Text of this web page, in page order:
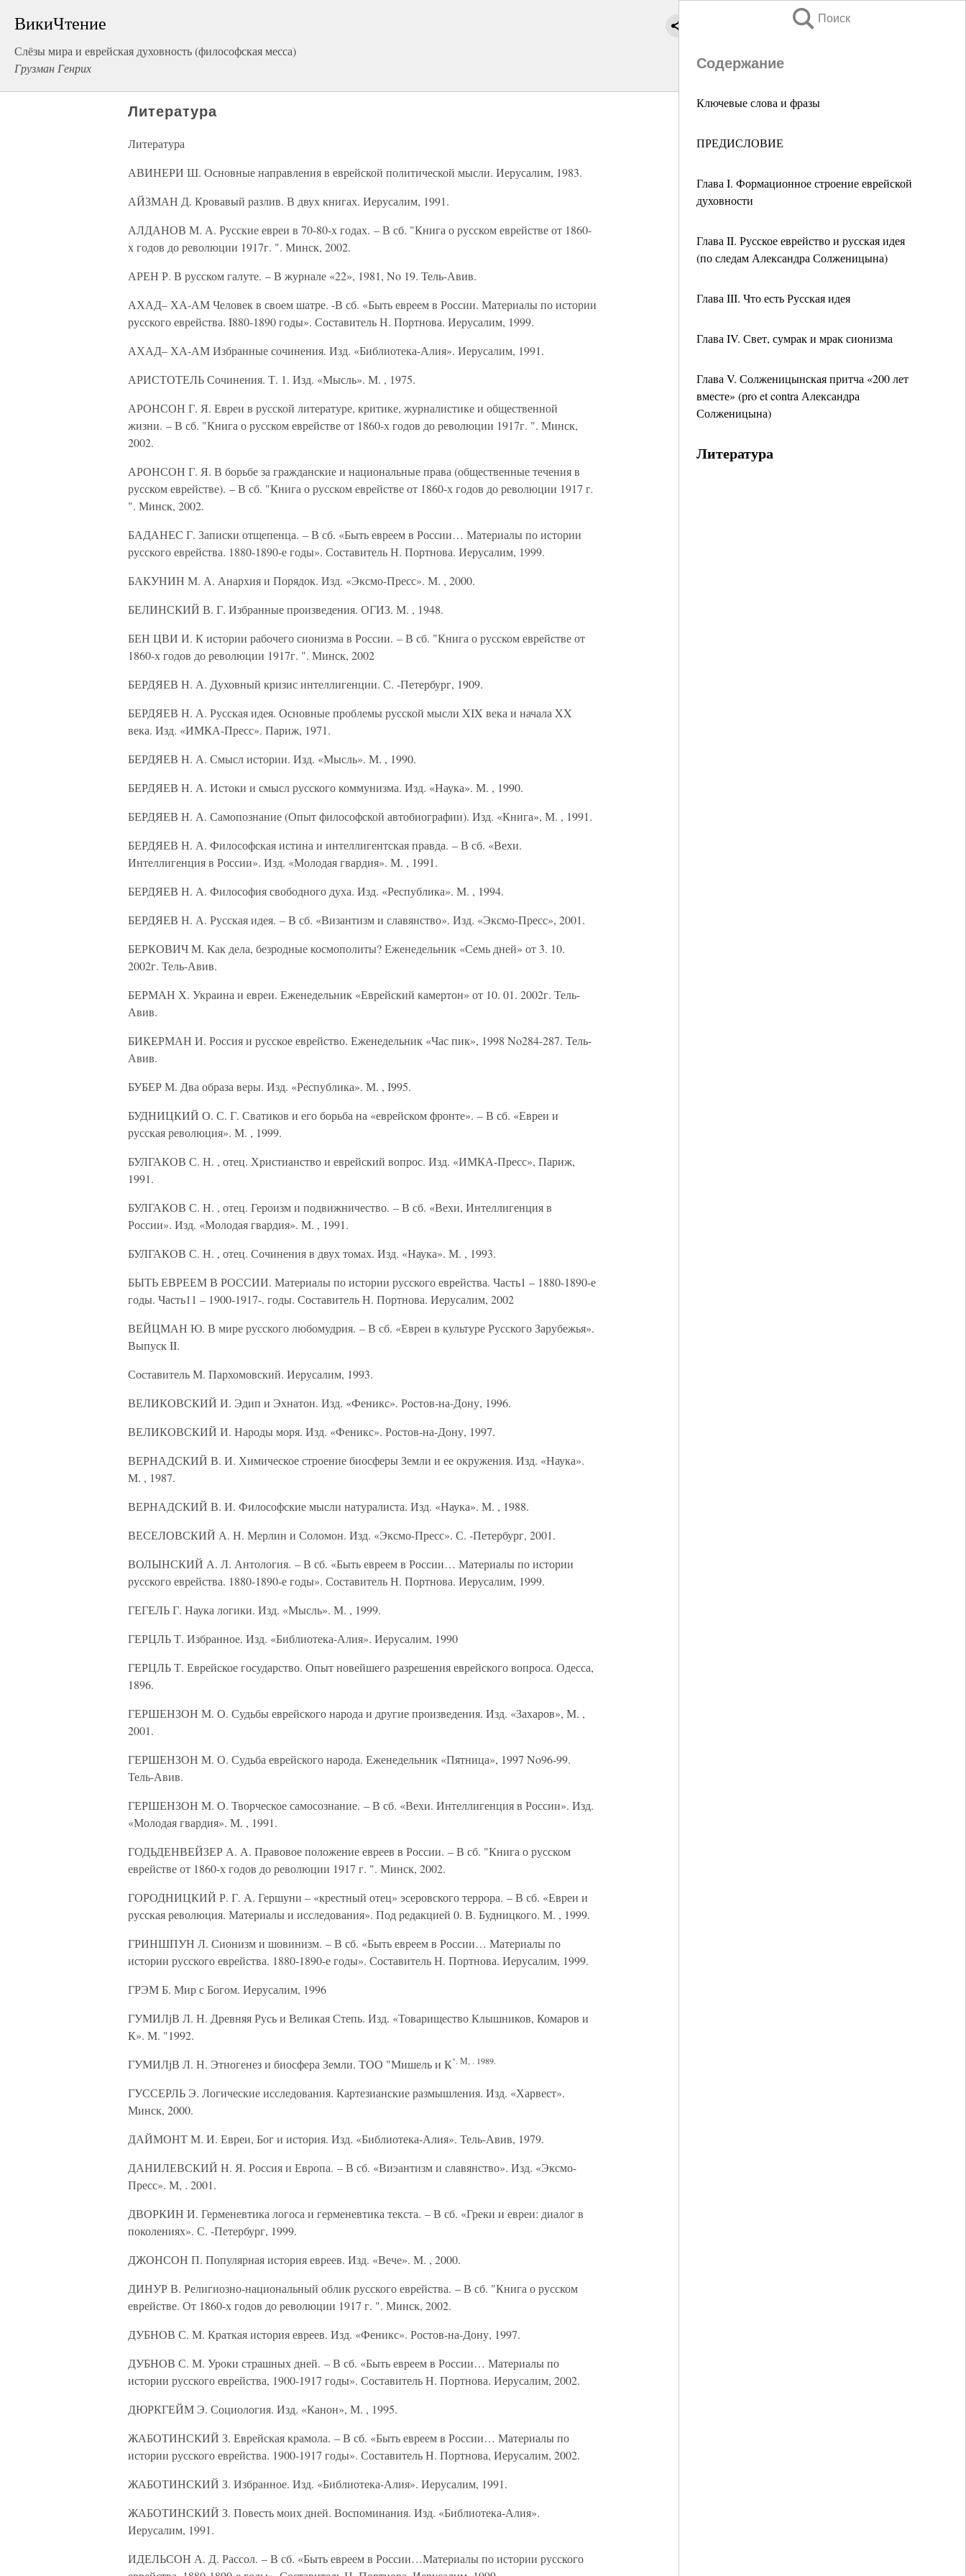
ВикиЧтение
Слёзы мира и еврейская духовность (философская месса)
Грузман Генрих
Поиск
Содержание
Ключевые слова и фразы
ПРЕДИСЛОВИЕ
Глава I. Формационное строение еврейской
духовности
Глава II. Русское еврейство и русская идея
(по следам Александра Солженицына)
Глава III. Что есть Русская идея
Глава IV. Свет, сумрак и мрак сионизма
Глава V. Солженицынская притча «200 лет
вместе» (pro et contra Александра
Солженицына)
Литература
Литература
Литература
АВИНЕРИ Ш. Основные направления в еврейской политической мысли. Иерусалим, 1983.
АЙЗМАН Д. Кровавый разлив. В двух книгах. Иерусалим, 1991.
АЛДАНОВ М. А. Русские евреи в 70-80-х годах. – В сб. "Книга о русском еврействе от 1860-
х годов до революции 1917г. ". Минск, 2002.
АРЕН Р. В русском галуте. – В журнале «22», 1981, No 19. Тель-Авив.
АХАД– ХА-АМ Человек в своем шатре. -В сб. «Быть евреем в России. Материалы по истории
русского еврейства. I880-1890 годы». Составитель Н. Портнова. Иерусалим, 1999.
АХАД– ХА-АМ Избранные сочинения. Изд. «Библиотека-Алия». Иерусалим, 1991.
АРИСТОТЕЛЬ Сочинения. Т. 1. Изд. «Мысль». М. , 1975.
АРОНСОН Г. Я. Евреи в русской литературе, критике, журналистике и общественной
жизни. – В сб. "Книга о русском еврействе от 1860-х годов до революции 1917г. ". Минск,
2002.
АРОНСОН Г. Я. В борьбе за гражданские и национальные права (общественные течения в
русском еврействе). – В сб. "Книга о русском еврействе от 1860-х годов до революции 1917 г.
". Минск, 2002.
БАДАНЕС Г. Записки отщепенца. – В сб. «Быть евреем в России… Материалы по истории
русского еврейства. 1880-1890-е годы». Составитель Н. Портнова. Иерусалим, 1999.
БАКУНИН М. А. Анархия и Порядок. Изд. «Эксмо-Пресс». М. , 2000.
БЕЛИНСКИЙ В. Г. Избранные произведения. ОГИЗ. М. , 1948.
БЕН ЦВИ И. К истории рабочего сионизма в России. – В сб. "Книга о русском еврействе от
1860-х годов до революции 1917г. ". Минск, 2002
БЕРДЯЕВ Н. А. Духовный кризис интеллигенции. С. -Петербург, 1909.
БЕРДЯЕВ Н. А. Русская идея. Основные проблемы русской мысли XIX века и начала XX
века. Изд. «ИМКА-Пресс». Париж, 1971.
БЕРДЯЕВ Н. А. Смысл истории. Изд. «Мысль». М. , 1990.
БЕРДЯЕВ Н. А. Истоки и смысл русского коммунизма. Изд. «Наука». М. , 1990.
БЕРДЯЕВ Н. А. Самопознание (Опыт философской автобиографии). Изд. «Книга», М. , 1991.
БЕРДЯЕВ Н. А. Философская истина и интеллигентская правда. – В сб. «Вехи.
Интеллигенция в России». Изд. «Молодая гвардия». М. , 1991.
БЕРДЯЕВ Н. А. Философия свободного духа. Изд. «Республика». М. , 1994.
БЕРДЯЕВ Н. А. Русская идея. – В сб. «Византизм и славянство». Изд. «Эксмо-Пресс», 2001.
БЕРКОВИЧ М. Как дела, безродные космополиты? Еженедельник «Семь дней» от 3. 10.
2002г. Тель-Авив.
БЕРМАН Х. Украина и евреи. Еженедельник «Еврейский камертон» от 10. 01. 2002г. Тель-
Авив.
БИКЕРМАН И. Россия и русское еврейство. Еженедельник «Час пик», 1998 No284-287. Тель-
Авив.
БУБЕР М. Два образа веры. Изд. «Республика». М. , I995.
БУДНИЦКИЙ О. С. Г. Сватиков и его борьба на «еврейском фронте». – В сб. «Евреи и
русская революция». М. , 1999.
БУЛГАКОВ С. Н. , отец. Христианство и еврейский вопрос. Изд. «ИМКА-Пресс», Париж,
1991.
БУЛГАКОВ С. Н. , отец. Героизм и подвижничество. – В сб. «Вехи, Интеллигенция в
России». Изд. «Молодая гвардия». М. , 1991.
БУЛГАКОВ С. Н. , отец. Сочинения в двух томах. Изд. «Наука». М. , 1993.
БЫТЬ ЕВРЕЕМ В РОССИИ. Материалы по истории русского еврейства. Часть1 – 1880-1890-е
годы. Часть11 – 1900-1917-. годы. Составитель Н. Портнова. Иерусалим, 2002
ВЕЙЦМАН Ю. В мире русского любомудрия. – В сб. «Евреи в культуре Русского Зарубежья».
Выпуск II.
Составитель М. Пархомовский. Иерусалим, 1993.
ВЕЛИКОВСКИЙ И. Эдип и Эхнатон. Изд. «Феникс». Ростов-на-Дону, 1996.
ВЕЛИКОВСКИЙ И. Народы моря. Изд. «Феникс». Ростов-на-Дону, 1997.
ВЕРНАДСКИЙ В. И. Химическое строение биосферы Земли и ее окружения. Изд. «Наука».
М. , 1987.
ВЕРНАДСКИЙ В. И. Философские мысли натуралиста. Изд. «Наука». М. , 1988.
ВЕСЕЛОВСКИЙ А. Н. Мерлин и Соломон. Изд. «Эксмо-Пресс». С. -Петербург, 2001.
ВОЛЫНСКИЙ А. Л. Антология. – В сб. «Быть евреем в России… Материалы по истории
русского еврейства. 1880-1890-е годы». Составитель Н. Портнова. Иерусалим, 1999.
ГЕГЕЛЬ Г. Наука логики. Изд. «Мысль». М. , 1999.
ГЕРЦЛЬ Т. Избранное. Изд. «Библиотека-Алия». Иерусалим, 1990
ГЕРЦЛЬ Т. Еврейское государство. Опыт новейшего разрешения еврейского вопроса. Одесса,
1896.
ГЕРШЕНЗОН М. О. Судьбы еврейского народа и другие произведения. Изд. «Захаров», М. ,
2001.
ГЕРШЕНЗОН М. О. Судьба еврейского народа. Еженедельник «Пятница», 1997 No96-99.
Тель-Авив.
ГЕРШЕНЗОН М. О. Творческое самосознание. – В сб. «Вехи. Интеллигенция в России». Изд.
«Молодая гвардия». М. , 1991.
ГОДЬДЕНВЕЙЗЕР А. А. Правовое положение евреев в России. – В сб. "Книга о русском
еврействе от 1860-х годов до революции 1917 г. ". Минск, 2002.
ГОРОДНИЦКИЙ Р. Г. А. Гершуни – «крестный отец» эсеровского террора. – В сб. «Евреи и
русская революция. Материалы и исследования». Под редакцией 0. В. Будницкого. М. , 1999.
ГРИНШПУН Л. Сионизм и шовинизм. – В сб. «Быть евреем в России… Материалы по
истории русского еврейства. 1880-1890-е годы». Составитель Н. Портнова. Иерусалим, 1999.
ГРЭМ Б. Мир с Богом. Иерусалим, 1996
ГУМИЛјВ Л. Н. Древняя Русь и Великая Степь. Изд. «Товарищество Клышников, Комаров и
К». М. "1992.
ГУМИЛјВ Л. Н. Этногенез и биосфера Земли. ТОО "Мишель и К". М, . 1989.
ГУССЕРЛЬ Э. Логические исследования. Картезианские размышления. Изд. «Харвест».
Минск, 2000.
ДАЙМОНТ М. И. Евреи, Бог и история. Изд. «Библиотека-Алия». Тель-Авив, 1979.
ДАНИЛЕВСКИЙ Н. Я. Россия и Европа. – В сб. «Виэантизм и славянство». Изд. «Эксмо-
Пресс». М, . 2001.
ДВОРКИН И. Герменевтика логоса и герменевтика текста. – В сб. «Греки и евреи: диалог в
поколениях». С. -Петербург, 1999.
ДЖОНСОН П. Популярная история евреев. Изд. «Вече». М. , 2000.
ДИНУР В. Религиозно-национальный облик русского еврейства. – В сб. "Книга о русском
еврействе. От 1860-х годов до революции 1917 г. ". Минск, 2002.
ДУБНОВ С. М. Краткая история евреев. Изд. «Феникс». Ростов-на-Дону, 1997.
ДУБНОВ С. М. Уроки страшных дней. – В сб. «Быть евреем в России… Материалы по
истории русского еврейства, 1900-1917 годы». Составитель Н. Портнова. Иерусалим, 2002.
ДЮРКГЕЙМ Э. Социология. Изд. «Канон», М. , 1995.
ЖАБОТИНСКИЙ З. Еврейская крамола. – В сб. «Быть евреем в России… Материалы по
истории русского еврейства. 1900-1917 годы». Составитель Н. Портнова, Иерусалим, 2002.
ЖАБОТИНСКИЙ З. Избранное. Изд. «Библиотека-Алия». Иерусалим, 1991.
ЖАБОТИНСКИЙ З. Повесть моих дней. Воспоминания. Изд. «Библиотека-Алия».
Иерусалим, 1991.
ИДЕЛЬСОН А. Д. Рассол. – В сб. «Быть евреем в России…Материалы по истории русского